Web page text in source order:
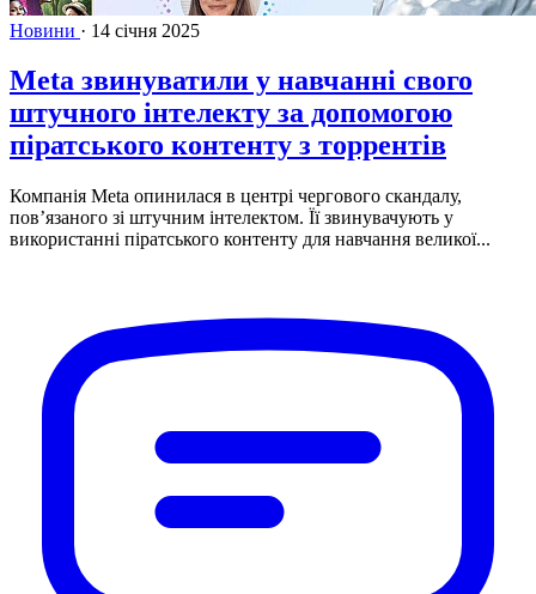
Новини · 14 січня 2025
Meta звинуватили у навчанні свого
штучного інтелекту за допомогою
піратського контенту з торрентів
Компанія Meta опинилася в центрі чергового скандалу,
пов’язаного зі штучним інтелектом. Її звинувачують у
використанні піратського контенту для навчання великої...